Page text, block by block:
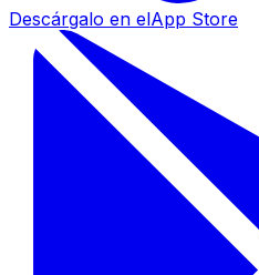
Descárgalo en elApp Store